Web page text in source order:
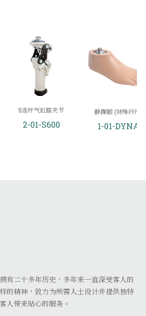
5连杆气缸膝关节
2-01-S600
静踝脚 (特殊纤维)
1-01-DYNA
有二十多年历史，多年来一直深受客人的
的精神，致力为所需人士设计并提供独特
人带来贴心的服务。